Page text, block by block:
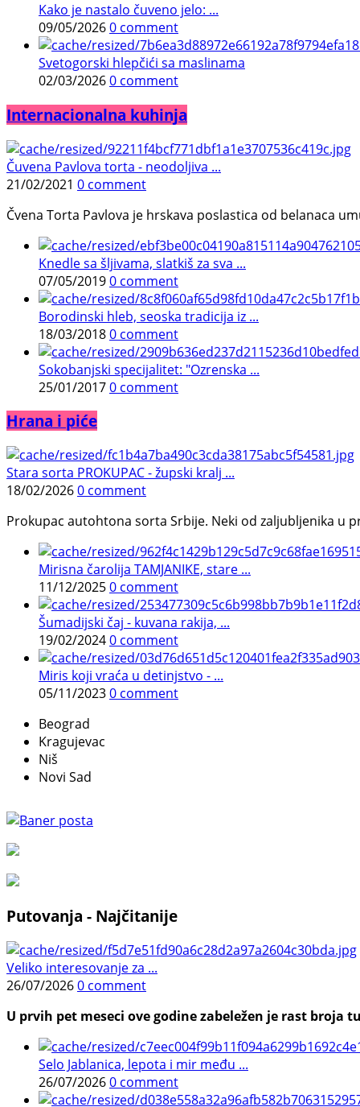
Kako je nastalo čuveno jelo: ...
09/05/20260 comment
Svetogorski hlepčići sa maslinama
02/03/20260 comment
Internacionalna kuhinja
Čuvena Pavlova torta - neodoljiva ...
21/02/2021 0 comment
Čvena Torta Pavlova je hrskava poslastica od belanaca
Knedle sa šljivama, slatkiš za sva ...
07/05/20190 comment
Borodinski hleb, seoska tradicija iz ...
18/03/20180 comment
Sokobanjski specijalitet: "Ozrenska ...
25/01/20170 comment
Hrana i piće
Stara sorta PROKUPAC - župski kralj ...
18/02/20260 comment
Prokupac autohtona sorta Srbije. Neki od zaljubljenika u
Mirisna čarolija TAMJANIKE, stare ...
11/12/20250 comment
Šumadijski čaj - kuvana rakija, ...
19/02/20240 comment
Miris koji vraća u detinjstvo - ...
05/11/20230 comment
Beograd
Kragujevac
Niš
Novi Sad
Putovanja - Najčitanije
Veliko interesovanje za ...
26/07/20260 comment
U prvih pet meseci ove godine zabeležen je rast
Selo Jablanica, lepota i mir među ...
26/07/20260 comment